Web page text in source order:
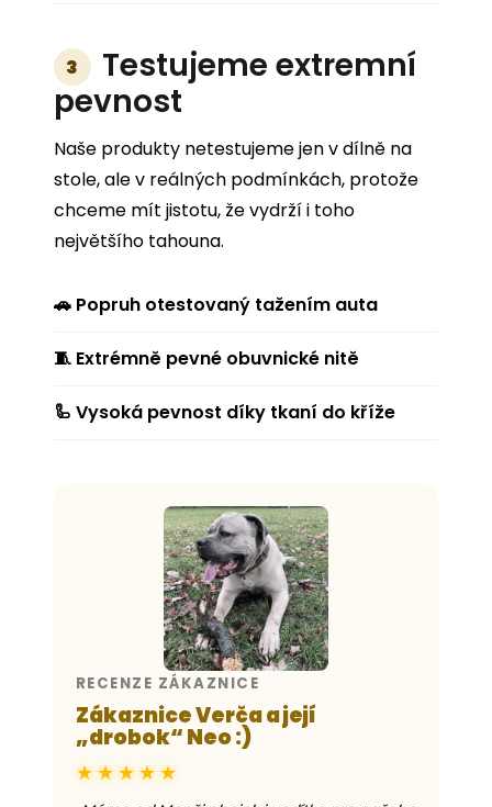
3
Testujeme extremní
pevnost
Naše produkty netestujeme jen v dílně na
stole, ale v reálných podmínkách, protože
chceme mít jistotu, že vydrží i toho
největšího tahouna.
🚗 Popruh otestovaný tažením auta
🧵 Extrémně pevné obuvnické nitě
🦾 Vysoká pevnost díky tkaní do kříže
RECENZE ZÁKAZNICE
Zákaznice Verča a její
„drobok“ Neo :)
★★★★★